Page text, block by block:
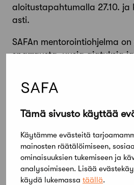
Tämä sivusto käyttää
Käytämme evästeitä
mainosten räätälöimiseen,
ominaisuuksien tukemiseen ja
analysoimiseen. Lisää
käydä lukemassa täällä.
aloitustapahtumalla 27.10. ja
asti.
SAFAn mentorointiohjelma
sparrausta, uusia ajatuksia
Lue lisää mentoroinnista ja
You can also apply for the
Jaa artikkeli